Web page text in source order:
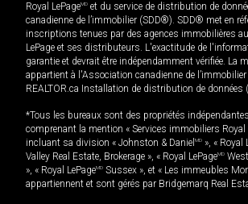
Royal LePageMD et du service de distribution de
canadienne de l’immobilier (SDD®). SDD® met en
inscriptions tenues par des agences immobilières
LePage et ses distributeurs. L'exactitude de
garantie et devrait être indépendamment vérifiée. La
appartient à l'Association canadienne de
REALTOR.ca Installation de distribution de données
*Tous les bureaux sont des propriétés
comprenant la mention « Services immobiliers Royal
incluant sa division « Johnston & Daniel MD », « Royal
Valley Real Estate, Brokerage », « Royal LePageMD
», « Royal LePageMD Sussex », et « Les immeubles
appartiennent et sont gérés par Bridgemarq Real